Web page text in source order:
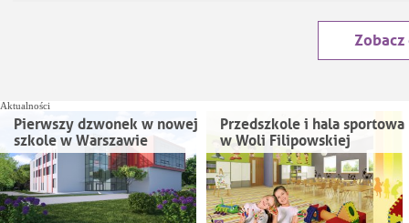
Zobacz
Aktualności
Pierwszy dzwonek w nowej
szkole w Warszawie
Przedszkole i hala sportowa
w Woli Filipowskiej